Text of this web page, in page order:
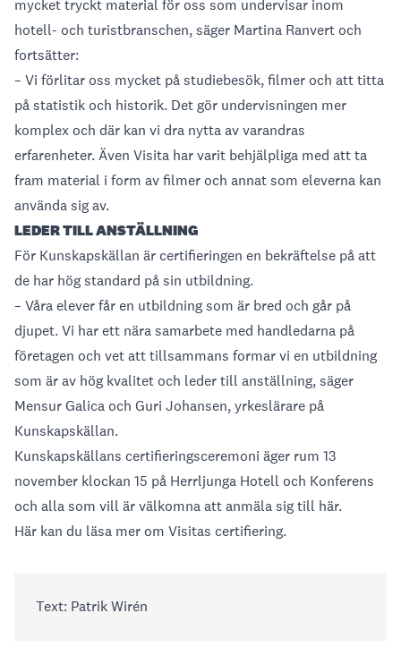
mycket tryckt material för oss som undervisar inom
hotell- och turistbranschen, säger Martina Ranvert och
fortsätter:
– Vi förlitar oss mycket på studiebesök, filmer och att titta
på statistik och historik. Det gör undervisningen mer
komplex och där kan vi dra nytta av varandras
erfarenheter. Även Visita har varit behjälpliga med att ta
fram material i form av filmer och annat som eleverna kan
använda sig av.
LEDER TILL ANSTÄLLNING
För Kunskapskällan är certifieringen en bekräftelse på att
de har hög standard på sin utbildning.
– Våra elever får en utbildning som är bred och går på
djupet. Vi har ett nära samarbete med handledarna på
företagen och vet att tillsammans formar vi en utbildning
som är av hög kvalitet och leder till anställning, säger
Mensur Galica och Guri Johansen, yrkeslärare på
Kunskapskällan.
Kunskapskällans certifieringsceremoni äger rum 13
november klockan 15 på Herrljunga Hotell och Konferens
och alla som vill är välkomna att anmäla sig till här.
Här kan du läsa mer om Visitas certifiering.
Text: Patrik Wirén